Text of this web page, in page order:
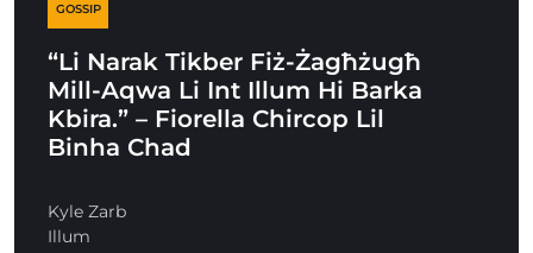
GOSSIP
“Li Narak Tikber Fiż-Żagħżugħ
Mill-Aqwa Li Int Illum Hi Barka
Kbira.” – Fiorella Chircop Lil
Binha Chad
Kyle Zarb
Illum